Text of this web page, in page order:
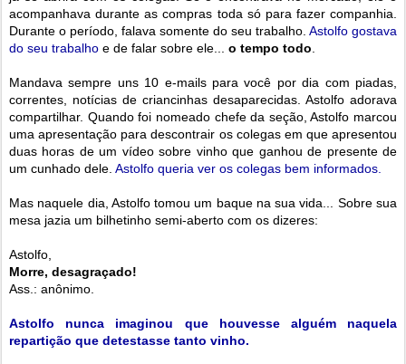
acompanhava durante as compras toda só para fazer companhia.
Durante o período, falava somente do seu trabalho. Astolfo gostava
do seu trabalho e de falar sobre ele... o tempo todo
Mandava sempre uns 10 e-mails para você por dia com piadas,
correntes, notícias de criancinhas desaparecidas. Astolfo adorava
compartilhar. Quando foi nomeado chefe da seção, Astolfo marcou
uma apresentação para descontrair os colegas em que apresentou
duas horas de um vídeo sobre vinho que ganhou de presente de
um cunhado dele. Astolfo queria ver os colegas bem informados.
Mas naquele dia, Astolfo tomou um baque na sua vida... Sobre sua
mesa jazia um bilhetinho semi-aberto com os dizeres:
Astolfo,
Morre, desagraçado!
Ass.: anônimo.
Astolfo nunca imaginou que houvesse alguém naquela
repartição que detestasse tanto vinho.